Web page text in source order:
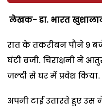
लेखक- डा. भारत
रात के तकरीबन पौने 9
घंटी बजी. चिराक्षनी ने
जल्दी से घर में प्रवेश किया.
अपनी टाई उतारते हुए उस